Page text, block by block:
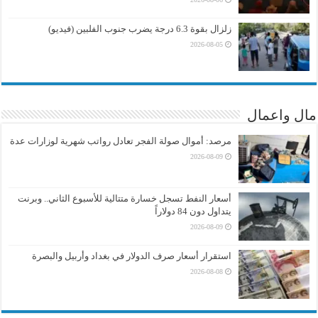
زلزال بقوة 6.3 درجة يضرب جنوب الفلبين (فيديو)
2026-08-05
مال واعمال
مرصد: أموال صولة الفجر تعادل رواتب شهرية لوزارات عدة
2026-08-09
أسعار النفط تسجل خسارة متتالية للأسبوع الثاني.. وبرنت
يتداول دون 84 دولاراً
2026-08-09
استقرار أسعار صرف الدولار في بغداد وأربيل والبصرة
2026-08-08